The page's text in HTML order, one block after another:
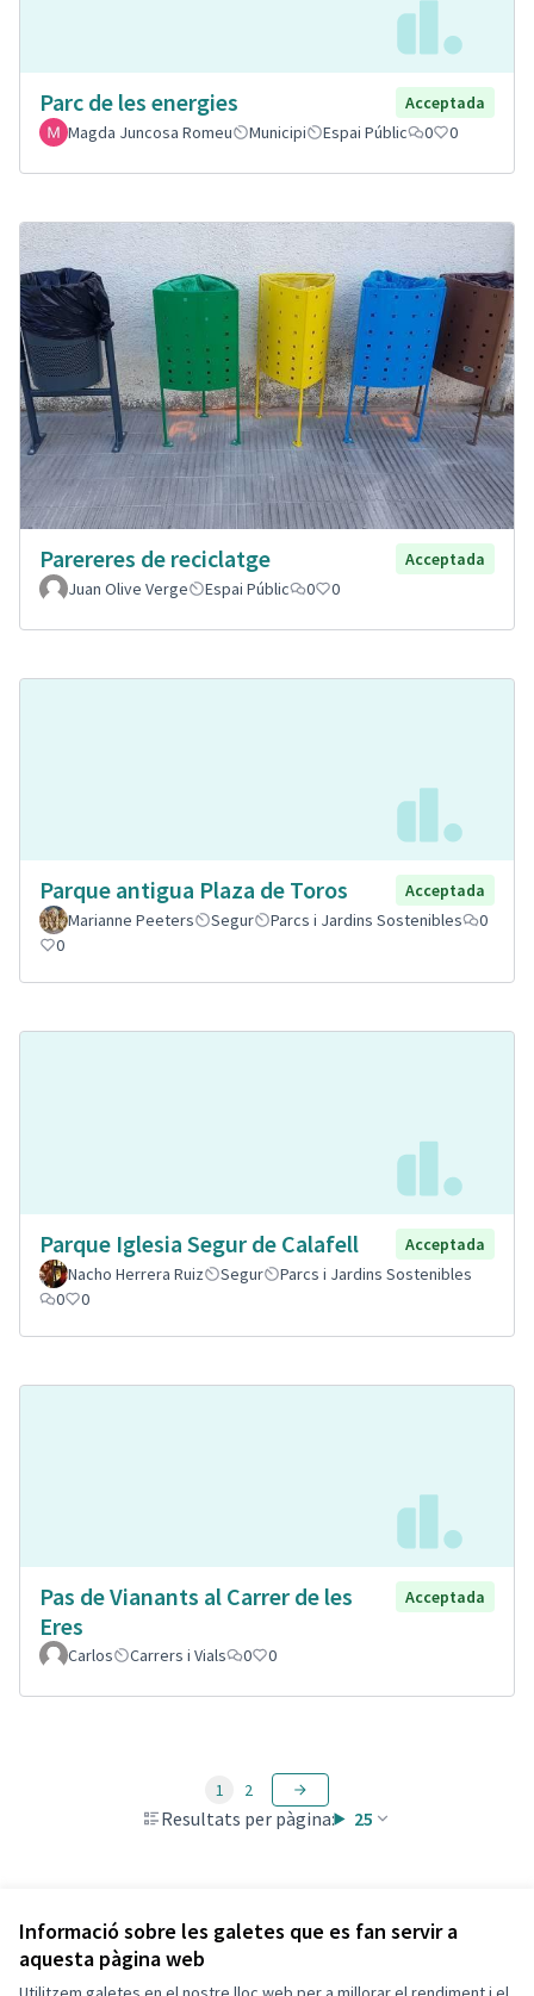
Informació sobre les galetes que es fan servir a
aquesta pàgina web
Parc de les energies
Acceptada
Magda Juncosa Romeu
Municipi Espai Públic 0 0
Parereres de reciclatge
Acceptada
Juan Olive Verge
Espai Públic 0 0
Parque antigua Plaza de Toros
Acceptada
Marianne Peeters
Segur Parcs i Jardins Sostenibles
0
0
Parque Iglesia Segur de Calafell
Acceptada
Nacho Herrera Ruiz
Segur
Parcs i Jardins Sostenibles
0
0
Pas de Vianants al Carrer de les
Eres
Acceptada
Carlos Carrers i Vials 0 0
Resultats per pàgina: 25
1 2
Veure totes les propostes retirades